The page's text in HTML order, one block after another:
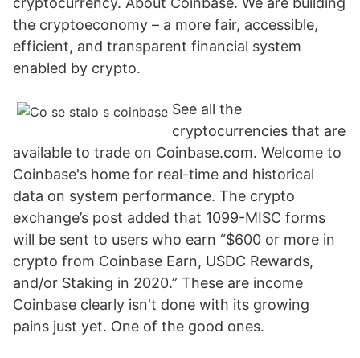
the cryptoeconomy – a more fair, accessible,
efficient, and transparent financial system
enabled by crypto.
See all the
cryptocurrencies that are
available to trade on Coinbase.com. Welcome to
Coinbase's home for real-time and historical
data on system performance. The crypto
exchange’s post added that 1099-MISC forms
will be sent to users who earn “$600 or more in
crypto from Coinbase Earn, USDC Rewards,
and/or Staking in 2020.” These are income
Coinbase clearly isn't done with its growing
pains just yet. One of the good ones.